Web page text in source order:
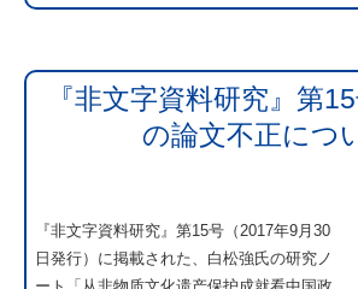
『非文字資料研究』第
の論文不正につ
『非文字資料研究』第15号（2017年9月30
日発行）に掲載された、白松強氏の研究ノ